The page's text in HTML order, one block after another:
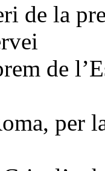
de la
de
per